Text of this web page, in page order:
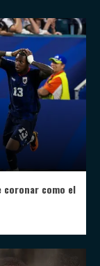
coronar como el